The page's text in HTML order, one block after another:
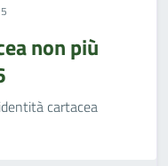
non più
cartacea